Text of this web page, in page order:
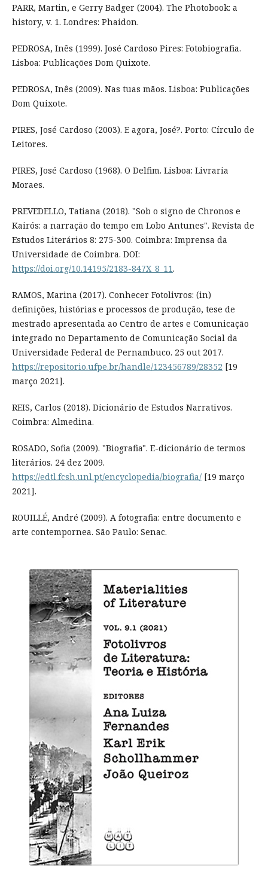
PARR, Martin, e Gerry Badger (2004). The Photobook: a
history, v. 1. Londres: Phaidon.
PEDROSA, Inês (1999). José Cardoso Pires: Fotobiografia.
Lisboa: Publicações Dom Quixote.
PEDROSA, Inês (2009). Nas tuas mãos. Lisboa: Publicações
Dom Quixote.
PIRES, José Cardoso (2003). E agora, José?. Porto: Círculo de
Leitores.
PIRES, José Cardoso (1968). O Delfim. Lisboa: Livraria
Moraes.
PREVEDELLO, Tatiana (2018). "Sob o signo de Chronos e
Kairós: a narração do tempo em Lobo Antunes". Revista de
Estudos Literários 8: 275-300. Coimbra: Imprensa da
Universidade de Coimbra. DOI:
https://doi.org/10.14195/2183-847X_8_11.
RAMOS, Marina (2017). Conhecer Fotolivros: (in)
definições, histórias e processos de produção, tese de
mestrado apresentada ao Centro de artes e Comunicação
integrado no Departamento de Comunicação Social da
Universidade Federal de Pernambuco. 25 out 2017.
https://repositorio.ufpe.br/handle/123456789/28352 [19
março 2021].
REIS, Carlos (2018). Dicionário de Estudos Narrativos.
Coimbra: Almedina.
ROSADO, Sofia (2009). "Biografia". E-dicionário de termos
literários. 24 dez 2009.
https://edtl.fcsh.unl.pt/encyclopedia/biografia/[19 março
2021].
ROUILLÉ, André (2009). A fotografia: entre documento e
arte contempornea. São Paulo: Senac.